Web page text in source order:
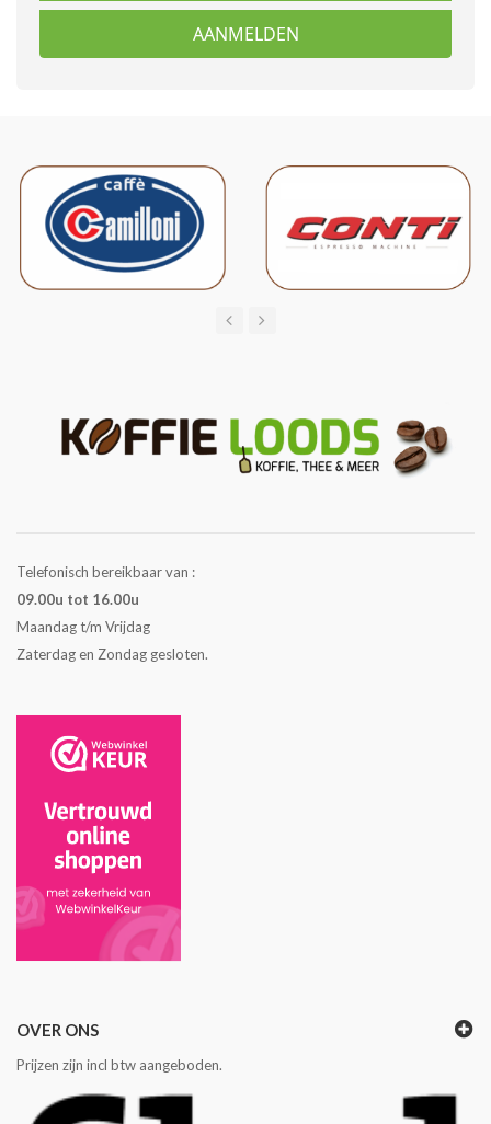
AANMELDEN
Telefonisch bereikbaar van :
09.00u tot 16.00u
Maandag t/m Vrijdag
Zaterdag en Zondag gesloten.
OVER ONS
Prijzen zijn incl btw aangeboden.